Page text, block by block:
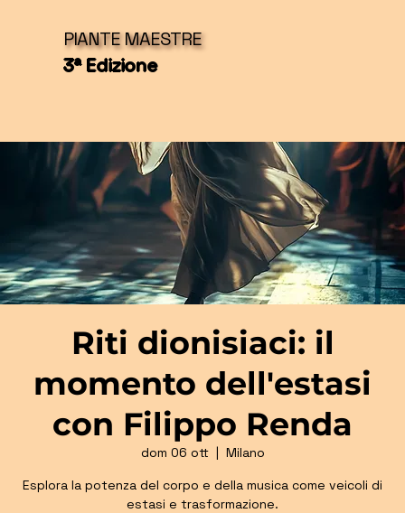
PIANTE MAESTRE
3ª Edizione
Riti dionisiaci: il
momento dell'estasi
con Filippo Renda
dom 06 ott
  |
Milano
Esplora la potenza del corpo e della musica come veicoli di
estasi e trasformazione.